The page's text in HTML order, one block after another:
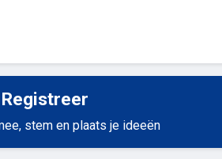
Registreer
stem en plaats je ideeën